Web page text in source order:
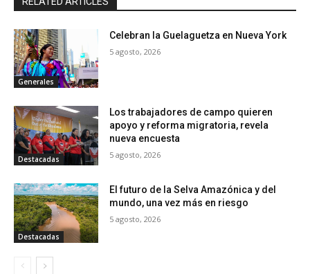
Generales
Celebran la Guelaguetza en Nueva York
5 agosto, 2026
Destacadas
Los trabajadores de campo quieren
apoyo y reforma migratoria, revela
nueva encuesta
5 agosto, 2026
Destacadas
El futuro de la Selva Amazónica y del
mundo, una vez más en riesgo
5 agosto, 2026